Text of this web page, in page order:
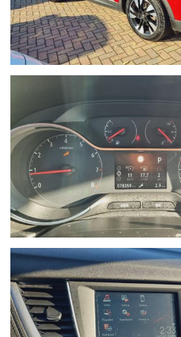
la vendita di autoveicoli e veicoli
ha ampliato la gamma di servizi per i
autofficina meccanica.
Nel 2004 comincia l’avventura
commercializzazione di veicoli
marche.
Nel 2015 diventa nuova e unica
di Savona del brand Hyundai,
Braja 48r a Savona.
Oggi Autoquadrifoglio è anche
provincia di Savona dei brand
Nizza 18 a Savona.
- Le immagini possono differire dalla
oggetto dell'offerta.